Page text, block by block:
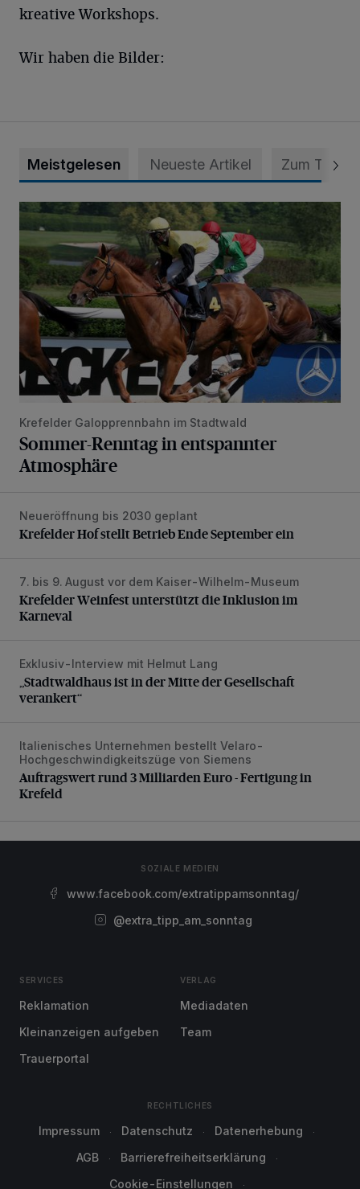
kreative Workshops.
Wir haben die Bilder:
Meistgelesen Neueste Artikel Zum Thema
Sommer-Renntag in entspannter Atmosphäre
Krefelder Galopprennbahn im Stadtwald
Sommer-Renntag in entspannter
Atmosphäre
Krefelder Hof stellt Betrieb Ende September ein
Neueröffnung bis 2030 geplant
Krefelder Hof stellt Betrieb Ende September ein
Krefelder Weinfest unterstützt die Inklusion im Karneval
7. bis 9. August vor dem Kaiser-Wilhelm-Museum
Krefelder Weinfest unterstützt die Inklusion im
Karneval
„Stadtwaldhaus ist in der Mitte der Gesellschaft verankert“
Exklusiv-Interview mit Helmut Lang
„Stadtwaldhaus ist in der Mitte der Gesellschaft
verankert“
Auftragswert rund 3 Milliarden Euro - Fertigung in Krefeld
Italienisches Unternehmen bestellt Velaro-
Hochgeschwindigkeitszüge von Siemens
Auftragswert rund 3 Milliarden Euro - Fertigung in
Krefeld
SOZIALE MEDIEN
www.facebook.com/extratippamsonntag/
@extra_tipp_am_sonntag
SERVICES
Reklamation
Kleinanzeigen aufgeben
Trauerportal
VERLAG
Mediadaten
Team
RECHTLICHES
Impressum Datenschutz
Datenerhebung
AGB
Barrierefreiheitserklärung
Cookie-Einstellungen